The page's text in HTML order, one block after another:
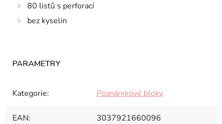
80 listů s perforací
bez kyselin
Kategorie: Poznámkové bloky
EAN: 3037921660096